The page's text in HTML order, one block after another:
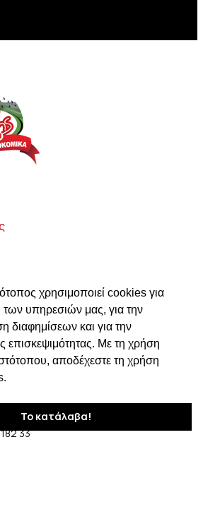
χρησιμοποιεί cookies για
υπηρεσιών μας, για την
διαφημίσεων και για την
επισκεψιμότητας. Με τη χρήση
αποδέχεστε τη χρήση
Το κατάλαβα!
Βαρώνου Μιχαήλ
33